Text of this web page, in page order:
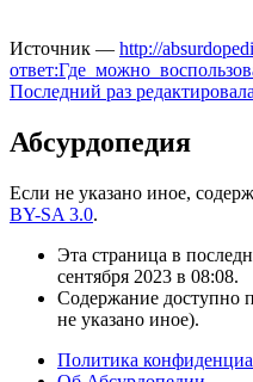
Источник — http://
Последний раз
Абсурдопедия
Если не указано иное,
BY-SA 3.0.
Эта страница в
сентября 2023 в 08:08.
Содержание доступно
не указано иное).
Политика